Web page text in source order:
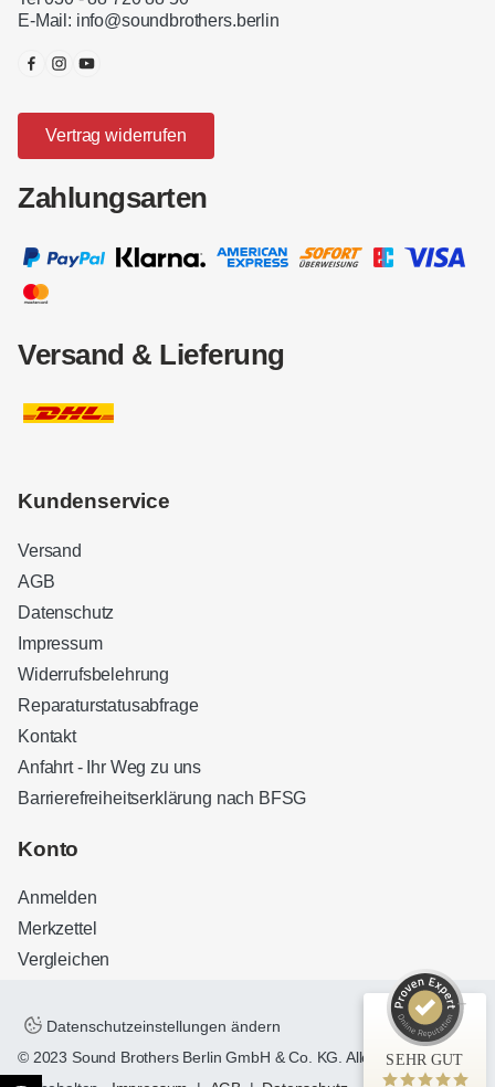
E-Mail: info@soundbrothers.berlin
Vertrag widerrufen
Zahlungsarten
Versand & Lieferung
Kundenservice
Versand
AGB
Datenschutz
Impressum
Widerrufsbelehrung
Reparaturstatusabfrage
Kontakt
Anfahrt - Ihr Weg zu uns
Barrierefreiheitserklärung nach BFSG
Konto
Anmelden
Merkzettel
Vergleichen
Datenschutzeinstellungen ändern
© 2023 Sound Brothers Berlin GmbH & Co. KG. Alle RechteSEHR GUT
Kundenbewertungen und Erfahrungen zu
32
Bewertungen auf
ProvenExpert.com
Blick aufs ProvenExpert-Profil werfen